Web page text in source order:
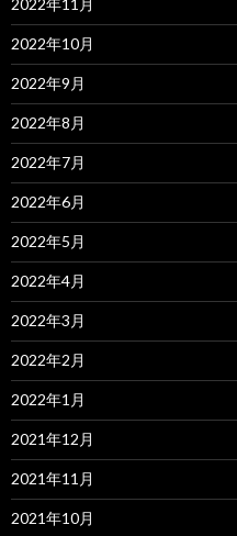
2022年11月
2022年10月
2022年9月
2022年8月
2022年7月
2022年6月
2022年5月
2022年4月
2022年3月
2022年2月
2022年1月
2021年12月
2021年11月
2021年10月